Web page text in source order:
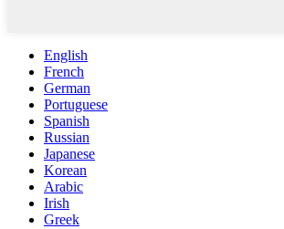
English
French
German
Portuguese
Spanish
Russian
Japanese
Korean
Arabic
Irish
Greek